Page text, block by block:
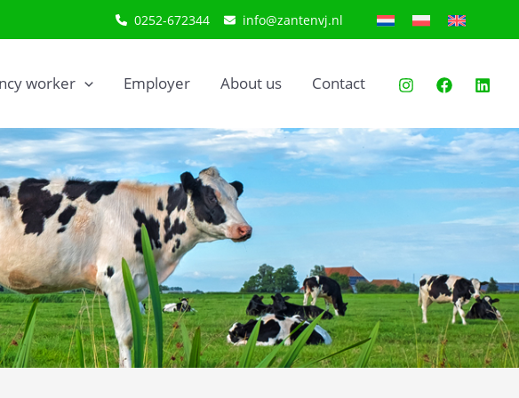
0252-672344 info@zantenvj.nl
worker Employer About us Contact